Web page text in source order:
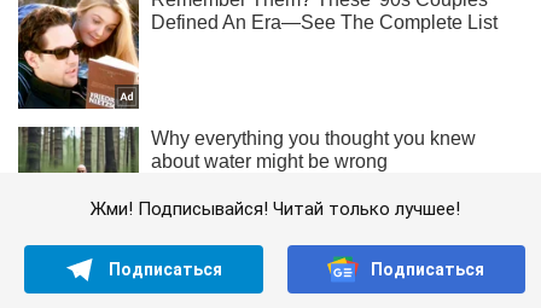
Жми! Подписывайся! Читай только лучшее!